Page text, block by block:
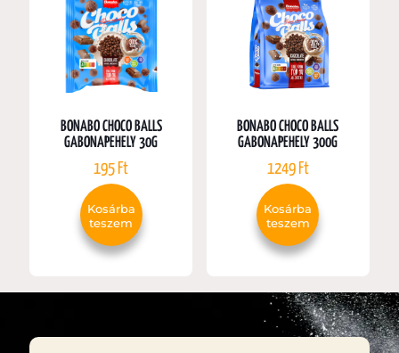
BONABO CHOCO BALLS
GABONAPEHELY 30G
195 Ft
Kosárba
teszem
BONABO CHOCO BALLS
GABONAPEHELY 300G
1249 Ft
Kosárba
teszem